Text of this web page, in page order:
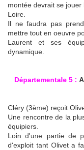
montée devrait se
Loire.
Il ne faudra pas
mettre tout en oeuvre
Laurent et ses
dynamique.
Départementale 5 :
Cléry (3ème) reçoit
Une rencontre de la
équipiers.
Loin d'une partie de
d'exploit tant Olivet a